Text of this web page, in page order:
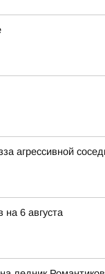
агрессивной
6 августа